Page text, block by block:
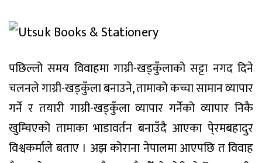
पछिल्लो समय विवाहमा गाग्री-खड्कुँलाको सट्टा नगद दिने
चलनले गाग्री-खड्कुँला बनाउने, तामाको कच्चा सामान व्यापार
गर्ने र तयारी गाग्री-खड्कुँला व्यापार गर्नेको व्यापार निकै
खुम्चिएको तामाका भाडावर्तन बनाउँदै आएका पे्रमबहादुर
विश्वकर्माले बताए । अझ कोराना नेपालमा आएपछि त विवाह